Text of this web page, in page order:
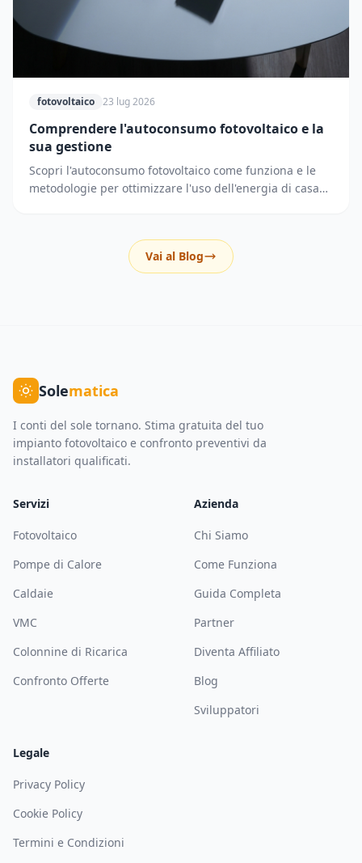
fotovoltaico 23 lug 2026
Comprendere l'autoconsumo fotovoltaico e la
sua gestione
Scopri l'autoconsumo fotovoltaico come funziona e le
metodologie per ottimizzare l'uso dell'energia di casa
Vai al Blog
Solematica
I conti del sole tornano. Stima gratuita del tuo
impianto fotovoltaico e confronto preventivi da
installatori qualificati.
Servizi
Fotovoltaico
Pompe di Calore
Caldaie
VMC
Colonnine di Ricarica
Confronto Offerte
Azienda
Chi Siamo
Come Funziona
Guida Completa
Partner
Diventa Affiliato
Blog
Sviluppatori
Legale
Privacy Policy
Cookie Policy
Termini e Condizioni